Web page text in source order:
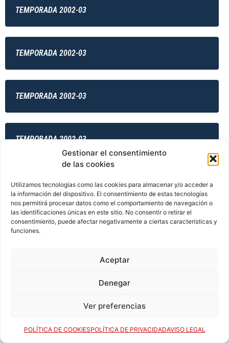
Gestionar el consentimiento
de las cookies
Utilizamos tecnologías como las cookies para almacenar y/o acceder a
la información del dispositivo. El consentimiento de estas tecnologías
nos permitirá procesar datos como el comportamiento de navegación o
las identificaciones únicas en este sitio. No consentir o retirar el
consentimiento, puede afectar negativamente a ciertas características y
funciones.
Aceptar
Denegar
Ver preferencias
POLÍTICA DE COOKIESPOLÍTICA DE PRIVACIDADAVISO LEGAL
TEMPORADA 2002-03
TEMPORADA 2002-03
TEMPORADA 2002-03
TEMPORADA 2002-03
TEMPORADA 2003-04
TEMPORADA 2003-04
TEMPORADA 2003-04